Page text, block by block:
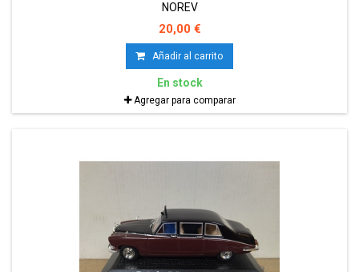
NOREV
20,00 €
Añadir al carrito
En stock
Agregar para comparar